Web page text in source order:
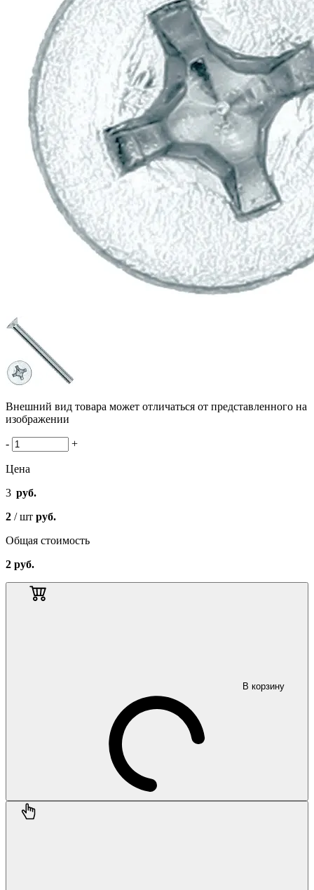
Внешний вид товара может отличаться от представленного на
изображении
- +
Цена
3 руб.
2 / шт руб.
Общая стоимость
2 руб.
В корзину